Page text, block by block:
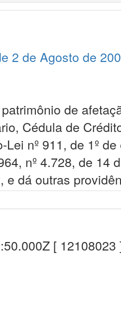
2 de Agosto de
de
Cédula de
Lei nº 911, de 1º
nº 4.728, de 14
e dá outras
[ 12108023